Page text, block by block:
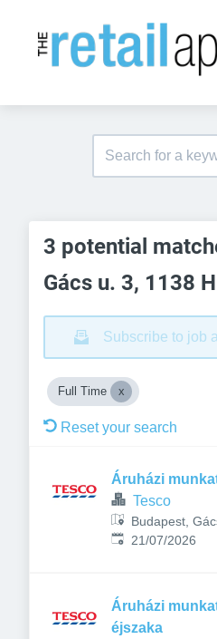
3 potential
Gács u. 3, 1138
Subscribe to job
Full Time
Reset your search
Áruházi
Tesco
Budapest,
Published:
21/07/2026
Áruházi
éjszaka